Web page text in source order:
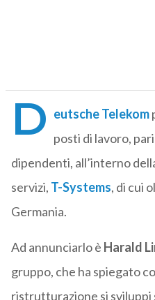
D eutsche Telekom
posti di lavoro,
dipendenti, all’interno
servizi, T-Systems, di cui
Germania.
Ad annunciarlo è Harald
gruppo, che ha spiegato
ristrutturazione si sviluppi